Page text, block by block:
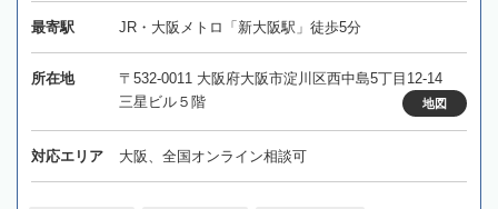
最寄駅 JR・大阪メトロ「新大阪駅」徒歩5分
所在地
〒532-0011 大阪府大阪市淀川区西中島5丁目12-14
三星ビル５階
地図
対応エリア 大阪、全国オンライン相談可